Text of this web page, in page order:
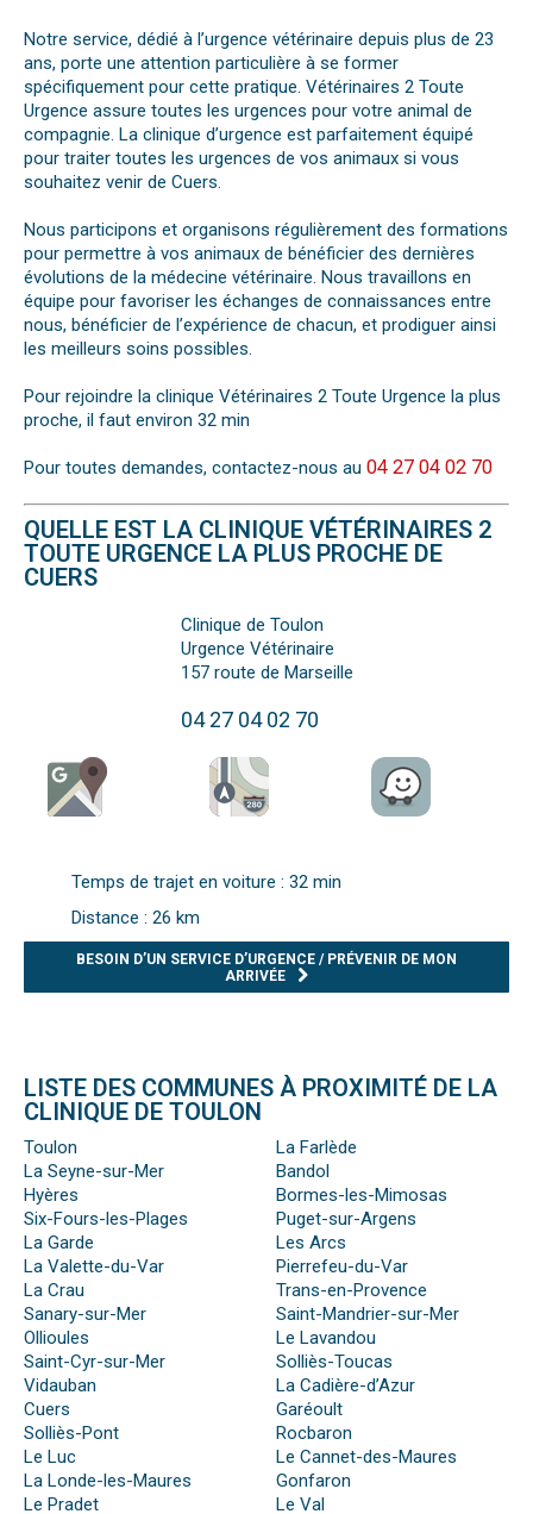
Notre service, dédié à l’urgence vétérinaire depuis plus de 23
ans, porte une attention particulière à se former
spécifiquement pour cette pratique. Vétérinaires 2 Toute
Urgence assure toutes les urgences pour votre animal de
compagnie. La clinique d’urgence est parfaitement équipé
pour traiter toutes les urgences de vos animaux si vous
souhaitez venir de Cuers.
Nous participons et organisons régulièrement des formations
pour permettre à vos animaux de bénéficier des dernières
évolutions de la médecine vétérinaire. Nous travaillons en
équipe pour favoriser les échanges de connaissances entre
nous, bénéficier de l’expérience de chacun, et prodiguer ainsi
les meilleurs soins possibles.
Pour rejoindre la clinique Vétérinaires 2 Toute Urgence la plus
proche, il faut environ 32 min
Pour toutes demandes, contactez-nous au 04 27 04 02 70
QUELLE EST LA CLINIQUE VÉTÉRINAIRES 2
TOUTE URGENCE LA PLUS PROCHE DE
CUERS
Clinique de Toulon
Urgence Vétérinaire
157 route de Marseille
04 27 04 02 70
Temps de trajet en voiture : 32 min
Distance : 26 km
BESOIN D’UN SERVICE D’URGENCE / PRÉVENIR DE MON
ARRIVÉE
LISTE DES COMMUNES À PROXIMITÉ DE LA
CLINIQUE DE TOULON
Toulon
La Seyne-sur-Mer
Hyères
Six-Fours-les-Plages
La Garde
La Valette-du-Var
La Crau
Sanary-sur-Mer
Ollioules
Saint-Cyr-sur-Mer
Vidauban
Cuers
Solliès-Pont
Le Luc
La Londe-les-Maures
Le Pradet
La Farlède
Bandol
Bormes-les-Mimosas
Puget-sur-Argens
Les Arcs
Pierrefeu-du-Var
Trans-en-Provence
Saint-Mandrier-sur-Mer
Le Lavandou
Solliès-Toucas
La Cadière-d’Azur
Garéoult
Rocbaron
Le Cannet-des-Maures
Gonfaron
Le Val